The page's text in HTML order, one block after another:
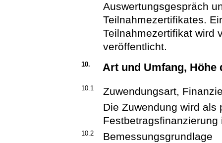
Auswertungsgespräch
Teilnahmezertifikates.
Teilnahmezertifikat wird
veröffentlicht.
10. Art und Umfang, Höhe
10.1
Zuwendungsart,
Die Zuwendung wird als
10.2
Bemessungsgrundlage